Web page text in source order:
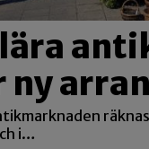
ny
i…